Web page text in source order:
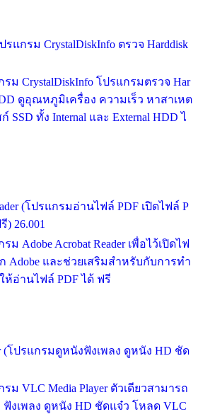
รแกรม CrystalDiskInfo ตรวจ Harddisk
ม CrystalDiskInfo โปรแกรมตรวจ Har
ดูอุณหภูมิเครื่อง ความเร็ว หาสาเหต
ทั้ง Internal และ External HDD ไ
(โปรแกรมอ่านไฟล์ PDF เปิดไฟล์ P
) 26.001
Adobe Acrobat Reader เพื่อไว้เปิดไฟ
Adobe และช่วยเสริมสำหรับกับการทำ
ห้อ่านไฟล์ PDF ได้ ฟรี
(โปรแกรมดูหนังฟังเพลง ดูหนัง HD ชัด
ม VLC Media Player ตัวเดียวสามารถ
ฟังเพลง ดูหนัง HD ชัดแจ๋ว โหลด VLC